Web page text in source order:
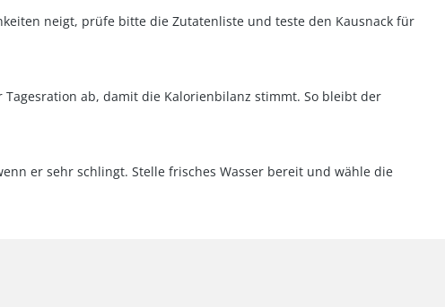
neigt, prüfe bitte die Zutatenliste und teste den Kausnack für
ab, damit die Kalorienbilanz stimmt. So bleibt der
er sehr schlingt. Stelle frisches Wasser bereit und wähle die